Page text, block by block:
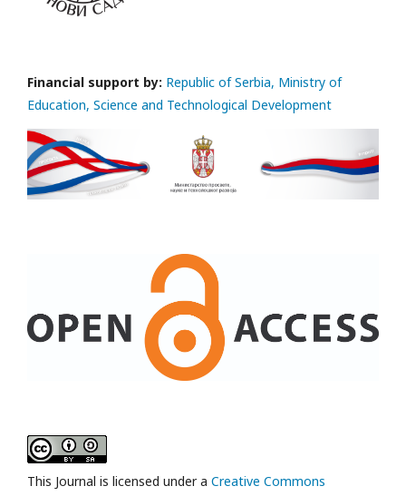
Financial support by: Republic of Serbia, Ministry of
Education, Science and Technological Development
This Journal is licensed under a Creative Commons